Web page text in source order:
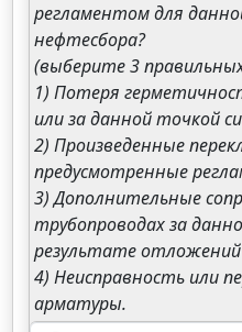
регламентом для
нефтесбора?
(выберите 3
1) Потеря
или за данной точкой
2) Произведенные
предусмотренные
3) Дополнительные
трубопроводах за
результате отложений
4) Неисправность или
арматуры.